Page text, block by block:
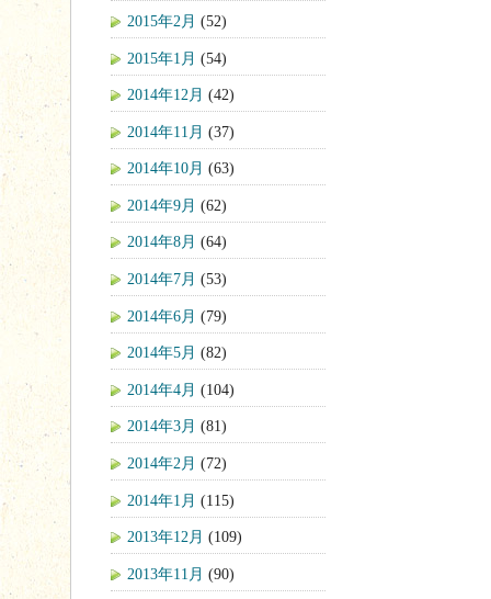
2015年2月 (52)
2015年1月 (54)
2014年12月 (42)
2014年11月 (37)
2014年10月 (63)
2014年9月 (62)
2014年8月 (64)
2014年7月 (53)
2014年6月 (79)
2014年5月 (82)
2014年4月 (104)
2014年3月 (81)
2014年2月 (72)
2014年1月 (115)
2013年12月 (109)
2013年11月 (90)